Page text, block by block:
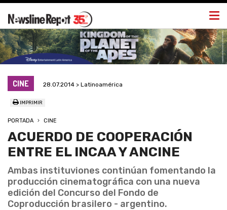
CINE 28.07.2014 > Latinoamérica
IMPRIMIR
PORTADA CINE
ACUERDO DE COOPERACIÓN
ENTRE EL INCAA Y ANCINE
Ambas instituviones continúan fomentando la
producción cinematográfica con una nueva
edición del Concurso del Fondo de
Coproducción brasilero - argentino.